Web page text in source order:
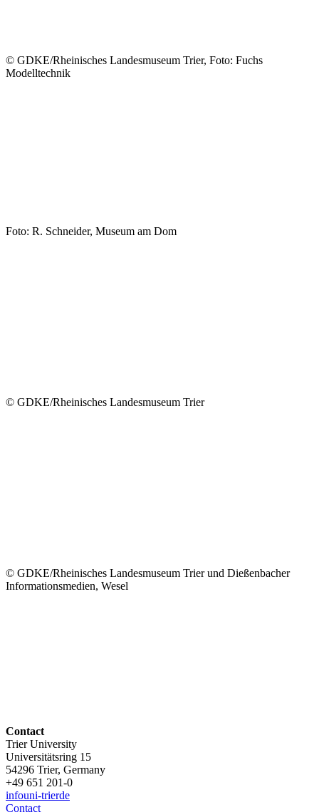
© GDKE/Rheinisches Landesmuseum Trier, Foto: Fuchs
Modelltechnik
Foto: R. Schneider, Museum am Dom
© GDKE/Rheinisches Landesmuseum Trier
© GDKE/Rheinisches Landesmuseum Trier und Dießenbacher
Informationsmedien, Wesel
Contact
Trier University
Universitätsring 15
54296 Trier, Germany
+49 651 201-0
infouni-trierde
Contact